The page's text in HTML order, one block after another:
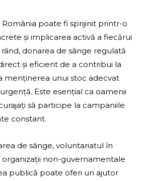
România poate fi sprijinit printr-o
și implicarea activă a fiecărui
donarea de sânge regulată
și eficient de a contribui la
menținerea unui stoc adecvat
Este esențial ca oamenii
să participe la campaniile
constant.
de sânge, voluntariatul în
organizații non-guvernamentale
publică poate oferi un ajutor